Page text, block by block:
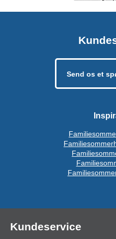
Send os et
Kundeservice